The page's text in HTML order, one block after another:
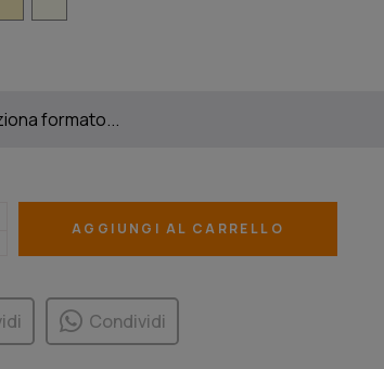
AGGIUNGI AL CARRELLO
Condividi